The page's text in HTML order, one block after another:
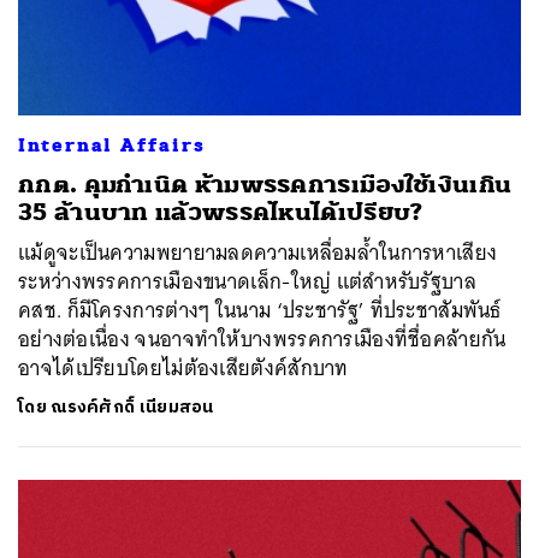
Internal Affairs
กกต. คุมกำเนิด ห้ามพรรคการเมืองใช้เงินเกิน
35 ล้านบาท แล้วพรรคไหนได้เปรียบ?
แม้ดูจะเป็นความพยายามลดความเหลื่อมล้ำในการหาเสียง
ระหว่างพรรคการเมืองขนาดเล็ก-ใหญ่ แต่สำหรับรัฐบาล
คสช. ก็มีโครงการต่างๆ ในนาม ‘ประชารัฐ’ ที่ประชาสัมพันธ์
อย่างต่อเนื่อง จนอาจทำให้บางพรรคการเมืองที่ชื่อคล้ายกัน
อาจได้เปรียบโดยไม่ต้องเสียตังค์สักบาท
โดย ณรงค์ศักดิ์ เนียมสอน